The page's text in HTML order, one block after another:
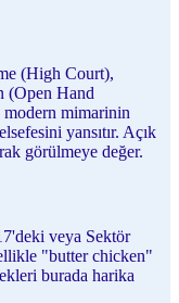
(High Court),
(Open Hand
mimarinin
yansıtır. Açık
görülmeye değer.
veya Sektör
"butter chicken"
burada harika